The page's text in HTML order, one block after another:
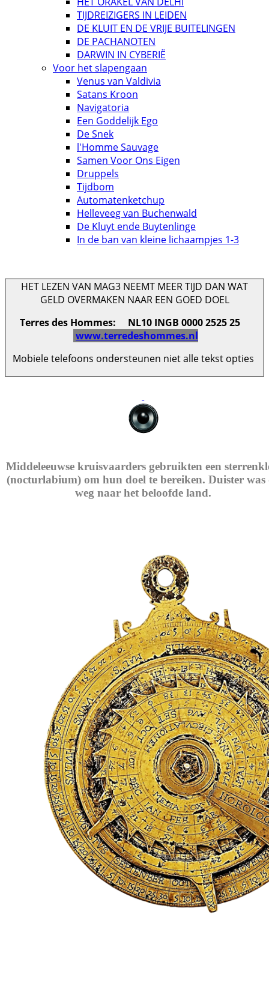
TIJDREIZIGERS IN LEIDEN
DE KLUIT EN DE VRIJE BUITELINGEN
DE PACHANOTEN
DARWIN IN CYBERIË
Voor het slapengaan
Venus van Valdivia
Satans Kroon
Navigatoria
Een Goddelijk Ego
De Snek
l'Homme Sauvage
Samen Voor Ons Eigen
Druppels
Tijdbom
Automatenketchup
Helleveeg van Buchenwald
De Kluyt ende Buytenlinge
In de ban van kleine lichaampjes 1-3
HET LEZEN VAN MAG3 NEEMT MEER TIJD DAN WAT
GELD OVERMAKEN NAAR EEN GOED DOEL
Terres des Hommes: NL10 INGB 0000 2525 25
www.terredeshommes.nl
Mobiele telefoons ondersteunen niet alle tekst opties
Middeleeuwse kruisvaarders gebruikten een
(nocturlabium) om hun doel te bereiken. Duister was
weg naar het beloofde land.